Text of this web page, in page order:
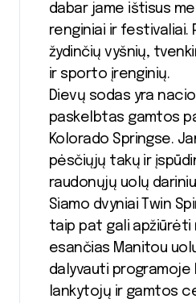
dabar jame ištisus
renginiai ir festivaliai.
žydinčių vyšnių,
ir sporto įrenginių.
Dievų sodas yra
paskelbtas gamtos
Kolorado Springse.
pėsčiųjų takų ir
raudonųjų uolų
Siamo dvyniai Twin
taip pat gali
esančias Manitou
dalyvauti programoje
lankytojų ir gamtos